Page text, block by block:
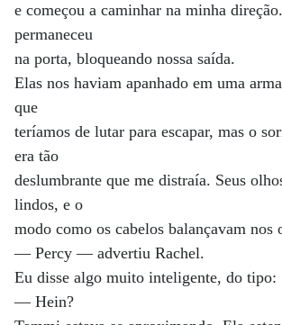
e começou a caminhar na minha
permaneceu
na porta, bloqueando nossa saída.
Elas nos haviam apanhado em uma
que
teríamos de lutar para escapar, mas o
era tão
deslumbrante que me distraía. Seus
lindos, e o
modo como os cabelos balançavam
— Percy — advertiu Rachel.
Eu disse algo muito inteligente, do tipo:
— Hein?